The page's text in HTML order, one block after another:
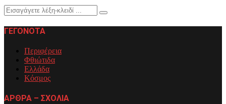
Search
for:
Search
ΓΕΓΟΝΟΤΑ
Περιφέρεια
Φθιώτιδα
Ελλάδα
Κόσμος
ΑΡΘΡΑ – ΣΧΟΛΙΑ